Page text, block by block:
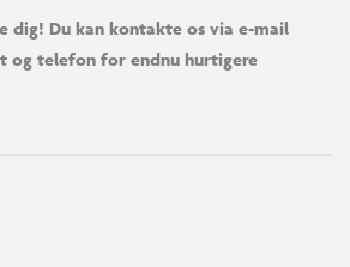
Du kan kontakte os via e-mail
og telefon for endnu hurtigere